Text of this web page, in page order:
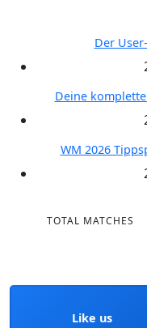
Der
Deine
WM 2026
TOTAL MATCHES
Like us